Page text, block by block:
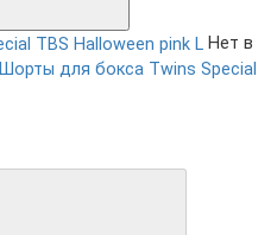
Нет в
Шорты для бокса Twins Special